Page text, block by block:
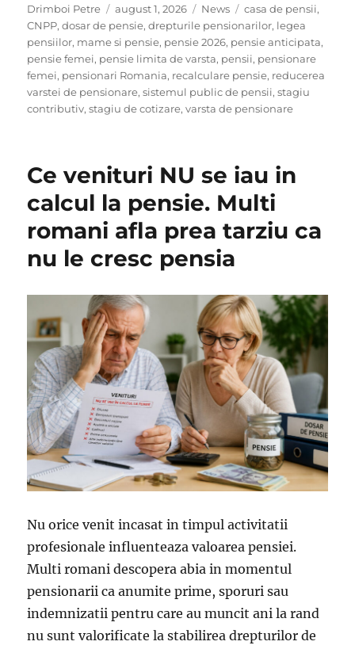
Author
Drimboi Petre
Posted
on
august 1, 2026 Categories
News Tags
casa de pensii,
CNPP,dosar de pensie,drepturile pensionarilor, legea
pensiilor, mame si pensie, pensie 2026, pensie anticipata,
pensie femei, pensie limita de varsta, pensii, pensionare
femei, pensionari Romania, recalculare pensie, reducerea
varstei de pensionare,sistemul public de pensii,stagiu
contributiv,stagiu de cotizare,varsta de pensionare
Ce venituri NU se iau in
calcul la pensie. Multi
romani afla prea tarziu ca
nu le cresc pensia
Nu orice venit incasat in timpul activitatii
profesionale influenteaza valoarea pensiei.
Multi romani descopera abia in momentul
pensionarii ca anumite prime, sporuri sau
indemnizatii pentru care au muncit ani la rand
nu sunt valorificate la stabilirea drepturilor de